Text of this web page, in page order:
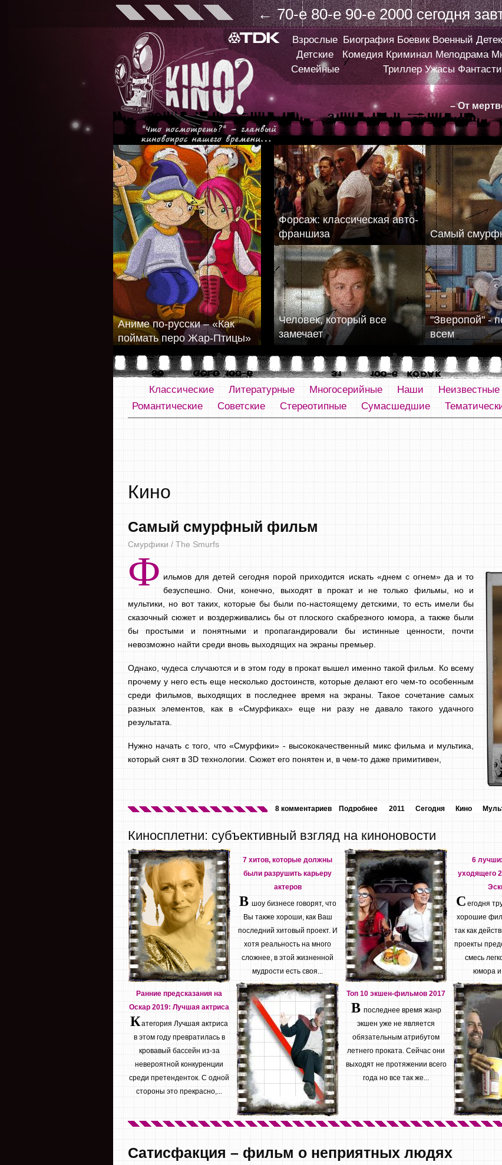
← 70-е 80-е 90-е 2000 сегодня
Взрослые
Детские
Семейные
Биография Боевик Военный
Комедия Криминал Мелодрама
Триллер Ужасы
– От
Аниме по-русски – «Как
поймать перо Жар-Птицы»
Форсаж: классическая авто-
франшиза
Самый
Человек, который все
замечает
"Зверопой" -
всем
Классические Литературные Многосерийные Наши Неизвестные
Романтические
Советские Стереотипные Сумасшедшие
Кино
Самый смурфный фильм
Смурфики / The Smurfs
Ф ильмов для детей сегодня порой приходится искать «днем с огнем» да и то
безуспешно. Они, конечно, выходят в прокат и не только фильмы, но и
мультики, но вот таких, которые бы были по-настоящему детскими, то есть имели бы
сказочный сюжет и воздерживались бы от плоского скабрезного юмора, а также были
бы простыми и понятными и пропагандировали бы истинные ценности, почти
невозможно найти среди вновь выходящих на экраны премьер.
Однако, чудеса случаются и в этом году в прокат вышел именно такой фильм. Ко всему
прочему у него есть еще несколько достоинств, которые делают его чем-то особенным
среди фильмов, выходящих в последнее время на экраны. Такое сочетание самых
разных элементов, как в «Смурфиках» еще ни разу не давало такого удачного
результата.
Нужно начать с того, что «Смурфики» - высококачественный микс фильма и мультика,
который снят в 3D технологии. Сюжет его понятен и, в чем-то даже примитивен,
2011 Сегодня Кино
8 комментариев Подробнее
Киносплетни: субъективный взгляд на киноновости
Ранние предсказания на
Оскар 2019: Лучшая актриса
Категория Лучшая актриса
в этом году превратилась в
кровавый бассейн из-за
невероятной конкуренции
среди претенденток. С одной
стороны это прекрасно,...
7 хитов, которые должны
были разрушить карьеру
актеров
В шоу бизнесе говорят, что
Вы также хороши, как Ваш
последний хитовый проект. И
хотя реальность на много
сложнее, в этой жизненной
мудрости есть своя...
Топ 10 экшен-фильмов 2017
В последнее время жанр
экшен уже не является
обязательным атрибутом
летнего проката. Сейчас они
выходят не протяжении всего
года но все так же...
6
уходящего
С егодня
хорошие
так как
проекты
смесь
юмора
Сатисфакция – фильм о неприятных людях